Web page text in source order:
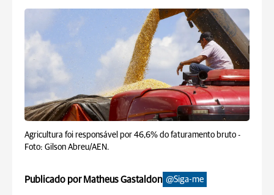
Agricultura foi responsável por 46,6% do faturamento bruto -
Foto: Gilson Abreu/AEN.
Publicado por Matheus Gastaldon @Siga-me